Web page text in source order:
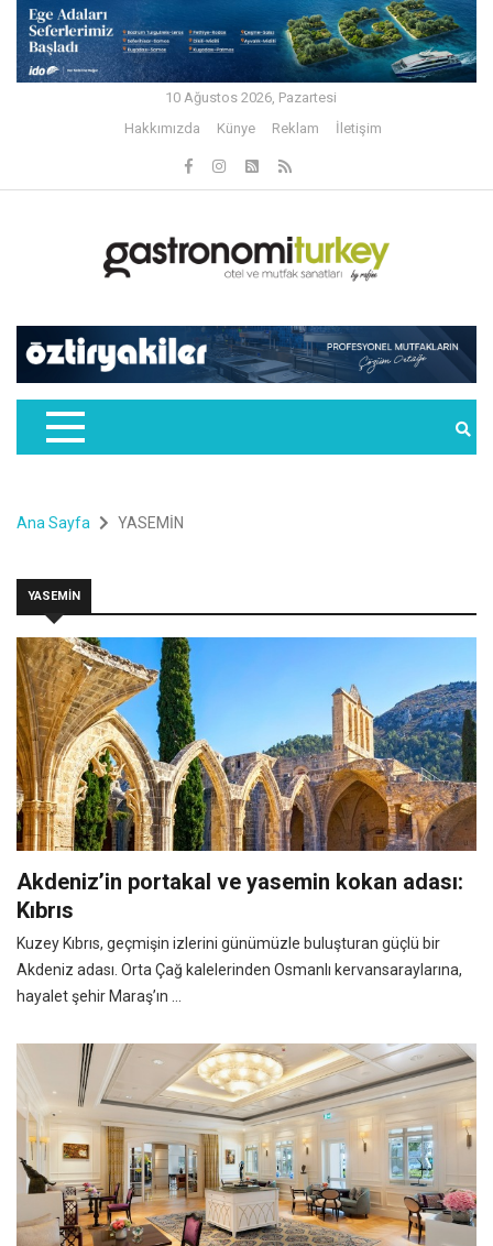
10 Ağustos 2026, Pazartesi
Hakkımızda
Künye Reklam İletişim
Ana Sayfa YASEMİN
YASEMİN
Akdeniz’in portakal ve yasemin kokan adası:
Kıbrıs
Kuzey Kıbrıs, geçmişin izlerini günümüzle buluşturan güçlü bir
Akdeniz adası. Orta Çağ kalelerinden Osmanlı kervansaraylarına,
hayalet şehir Maraş’ın ...